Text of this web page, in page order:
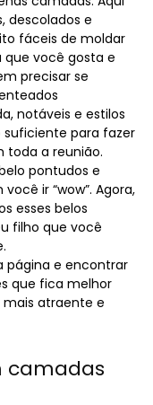
descolados e
fáceis de moldar
você gosta e
precisar se
notáveis ​​e estilos
suficiente para fazer
toda a reunião.
pontudos e
ir “wow”. Agora,
esses belos
filho que você
página e encontrar
que fica melhor
atraente e
camadas